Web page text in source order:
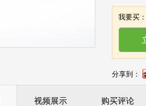
我要买：
分享到：
视频展示 购买评论